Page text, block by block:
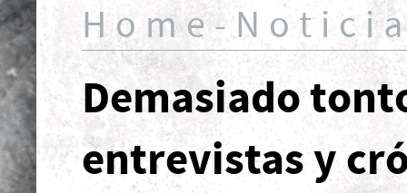
Home-
Demasiado
entrevistas y